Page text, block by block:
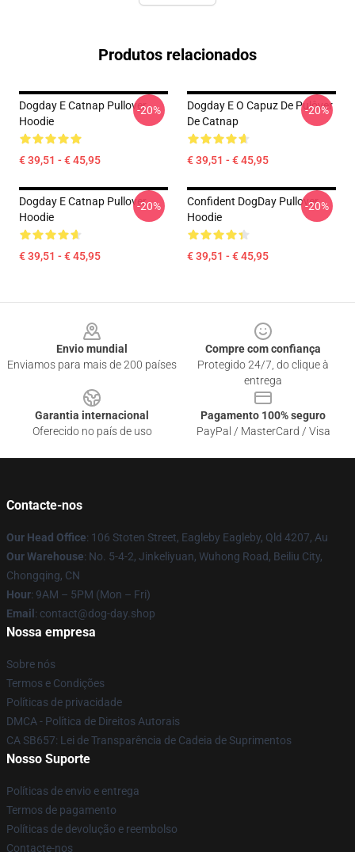
Produtos relacionados
Dogday E Catnap Pullover
Hoodie
€ 39,51 - € 45,95
-20%
Dogday E O Capuz De Pulôver
De Catnap
€ 39,51 - € 45,95
-20%
Dogday E Catnap Pullover
Hoodie
€ 39,51 - € 45,95
-20%
Confident DogDay Pullover
Hoodie
€ 39,51 - € 45,95
-20%
Envio mundial
Enviamos para mais de 200 países
Compre com confiança
Protegido 24/7, do clique à
entrega
Garantia internacional
Oferecido no país de uso
Pagamento 100% seguro
PayPal / MasterCard / Visa
Contacte-nos
Our Head Office: 106 Stoten Street, Eagleby Eagleby, Qld 4207, Au
Our Warehouse: No. 5-4-2, Jinkeliyuan, Wuhong Road, Beiliu City,
Chongqing, CN
Hour: 9AM – 5PM (Mon – Fri)
Email : contact@dog-day.shop
Nossa empresa
Sobre nós
Termos e Condições
Políticas de privacidade
DMCA - Política de Direitos Autorais
CA SB657: Lei de Transparência de Cadeia de Suprimentos
Nosso Suporte
Políticas de envio e entrega
Termos de pagamento
Políticas de devolução e reembolso
Contacte-nos